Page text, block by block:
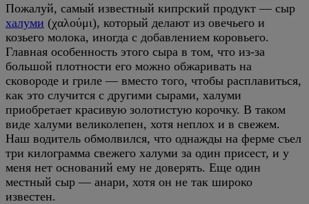
Пожалуй, самый известный кипрский продукт — сыр
халуми (χαλούμι), который делают из овечьего и
козьего молока, иногда с добавлением коровьего.
Главная особенность этого сыра в том, что из-за
большой плотности его можно обжаривать на
сковороде и гриле — вместо того, чтобы расплавиться,
как это случится с другими сырами, халуми
приобретает красивую золотистую корочку. В таком
виде халуми великолепен, хотя неплох и в свежем.
Наш водитель обмолвился, что однажды на ферме съел
три килограмма свежего халуми за один присест, и у
меня нет оснований ему не доверять. Еще один
местный сыр — анари, хотя он не так широко
известен.